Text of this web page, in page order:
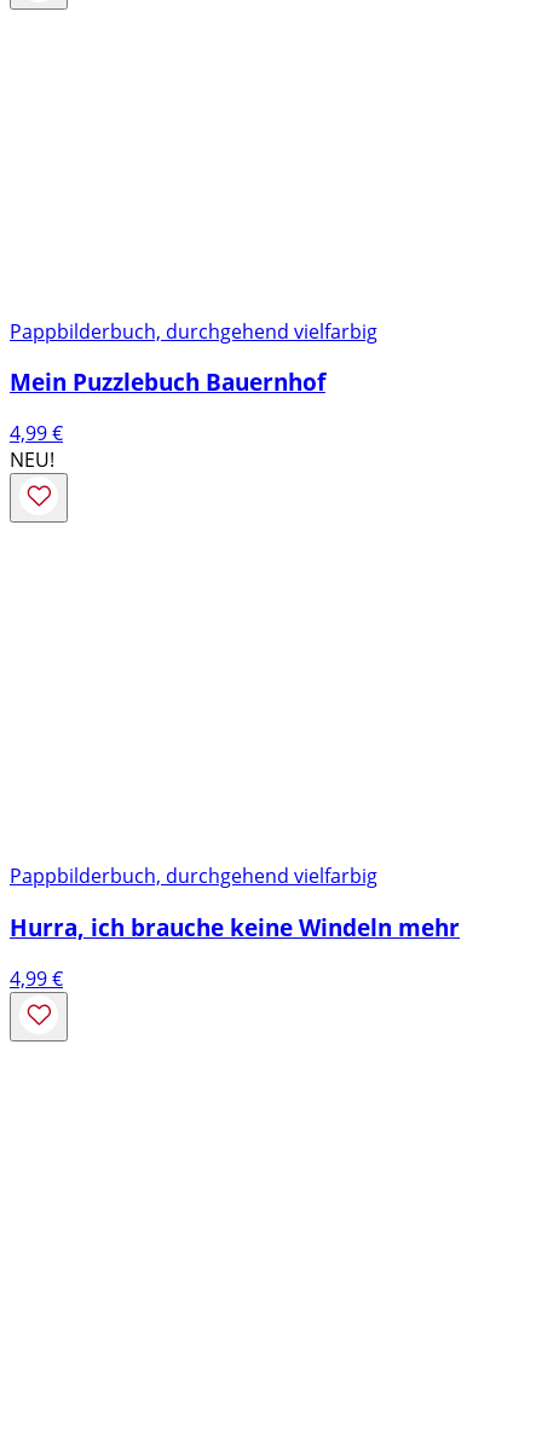
Pappbilderbuch, durchgehend vielfarbig
Mein Puzzlebuch Bauernhof
4,99€
NEU!
Pappbilderbuch, durchgehend vielfarbig
Hurra, ich brauche keine Windeln mehr
4,99€